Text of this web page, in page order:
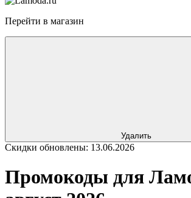
Перейти в магазин
Удалить
Скидки обновлены: 13.06.2026
Промокоды для